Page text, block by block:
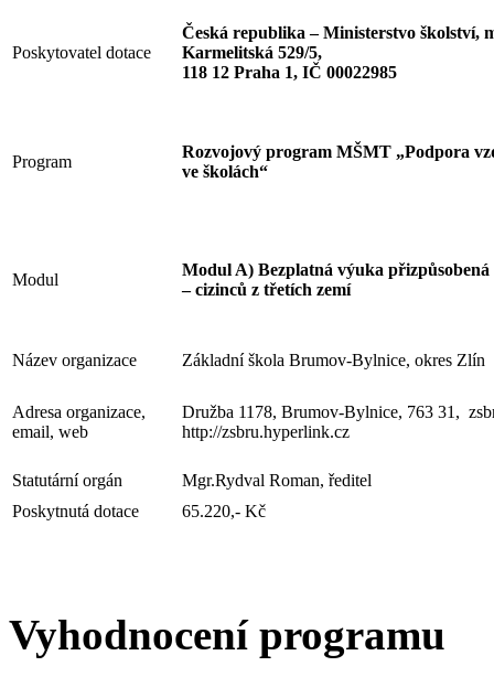
Poskytovatel dotace
Česká republika – Ministerstvo školství,
Karmelitská 529/5,
118 12 Praha 1, IČ 00022985
Program
Rozvojový program MŠMT „Podpora
ve školách“
Modul
Modul A) Bezplatná výuka
– cizinců z třetích zemí
Název organizace Základní škola Brumov-Bylnice, okres Zlín
Adresa organizace,
email, web
Družba 1178, Brumov-Bylnice, 763 31,
http://zsbru.hyperlink.cz
Statutární orgán
Mgr.Rydval Roman, ředitel
Poskytnutá dotace
65.220,- Kč
Vyhodnocení programu